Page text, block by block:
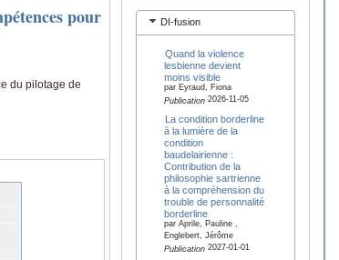
pour
du pilotage de
DI-fusion
Quand la violence
lesbienne devient
moins visible
par Eyraud, Fiona
Publication2026-11-05
La condition borderline
à la lumière de la
condition
baudelairienne :
Contribution de la
philosophie sartrienne
à la compréhension du
trouble de personnalité
borderline
par Aprile, Pauline ,
Englebert, Jérôme
Publication2027-01-01